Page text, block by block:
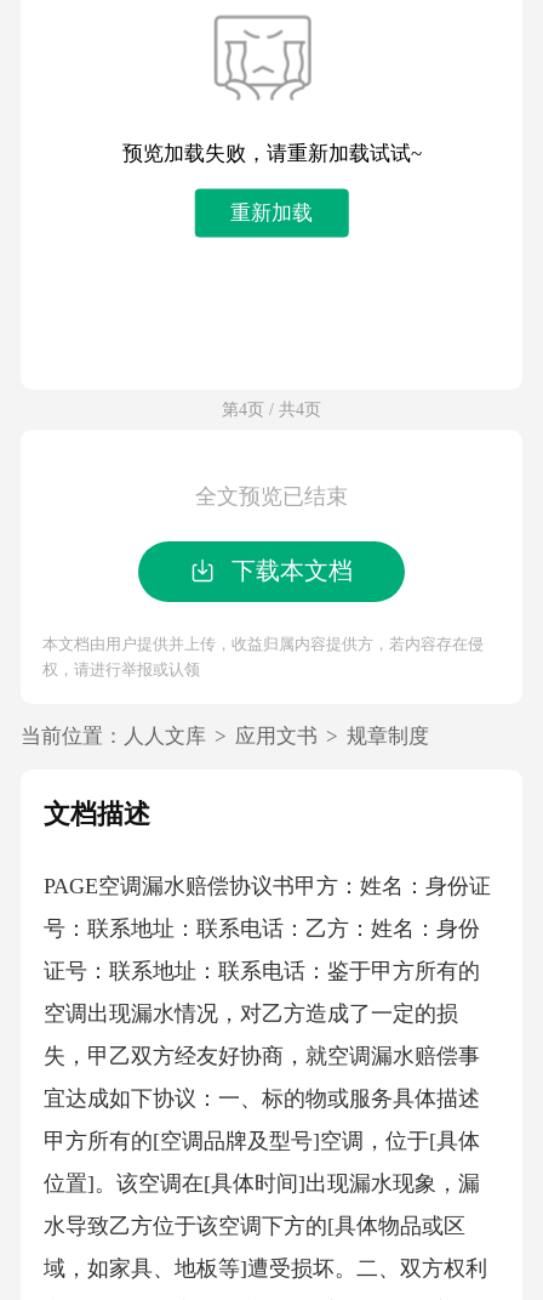
预览加载失败，请重新加载试试~
重新加载
第4页 / 共4页
全文预览已结束
下载本文档
本文档由用户提供并上传，收益归属内容提供方，若内容存在侵
权，请进行举报或认领
当前位置： 人人文库 > 应用文书 > 规章制度
文档描述
PAGE空调漏水赔偿协议书 甲方：姓名：身份证
号：联系地址：联系电话：乙方：姓名：身份
证号：联系地址：联系电话：鉴于甲方所有的
空调出现漏水情况，对乙方造成了一定的损
失，甲乙双方经友好协商，就空调漏水赔偿事
宜达成如下协议：一、标的物或服务具体描述
甲方所有的[空调品牌及型号]空调，位于[具体
位置]。该空调在[具体时间]出现漏水现象，漏
水导致乙方位于该空调下方的[具体物品或区
域，如家具、地板等]遭受损坏。二、双方权利